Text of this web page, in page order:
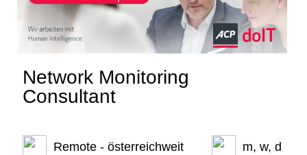
Network Monitoring
Consultant
Remote - österreichweit m, w, d